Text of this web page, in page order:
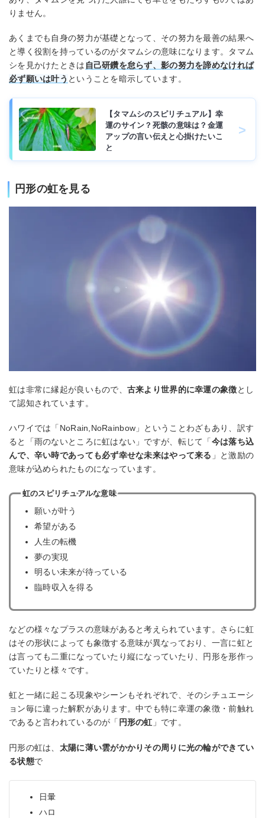
りません。
あくまでも自身の努力が基礎となって、その努力を最善の結果へ
と導く役割を持っているのがタマムシの意味になります。タマム
シを見かけたときは 自己研鑽を怠らず、影の努力を諦めなければ
必ず願いは叶う ということを暗示しています。
【タマムシのスピリチュアル】幸
運のサイン？死骸の意味は？金運
アップの言い伝えと心掛けたいこ
と
円形の虹を見る
虹は非常に縁起が良いもので、 古来より世界的に幸運の象徴とし
て認知されています。
ハワイでは「NoRain,NoRainbow」ということわざもあり、訳す
ると「雨のないところに虹はない」ですが、転じて「今は落ち込
んで、辛い時であっても必ず幸せな未来はやって来る 」と激励の
意味が込められたものになっています。
虹のスピリチュアルな意味
願いが叶う
希望がある
人生の転機
夢の実現
明るい未来が待っている
臨時収入を得る
などの様々なプラスの意味があると考えられています。さらに虹
はその形状によっても象徴する意味が異なっており、一言に虹と
は言っても二重になっていたり縦になっていたり、円形を形作っ
ていたりと様々です。
虹と一緒に起こる現象やシーンもそれぞれで、そのシチュエーシ
ョン毎に違った解釈があります。中でも特に幸運の象徴・前触れ
であると言われているのが「 円形の虹 」です。
円形の虹は、 太陽に薄い雲がかかりその周りに光の輪ができてい
る状態で
日暈
ハロ